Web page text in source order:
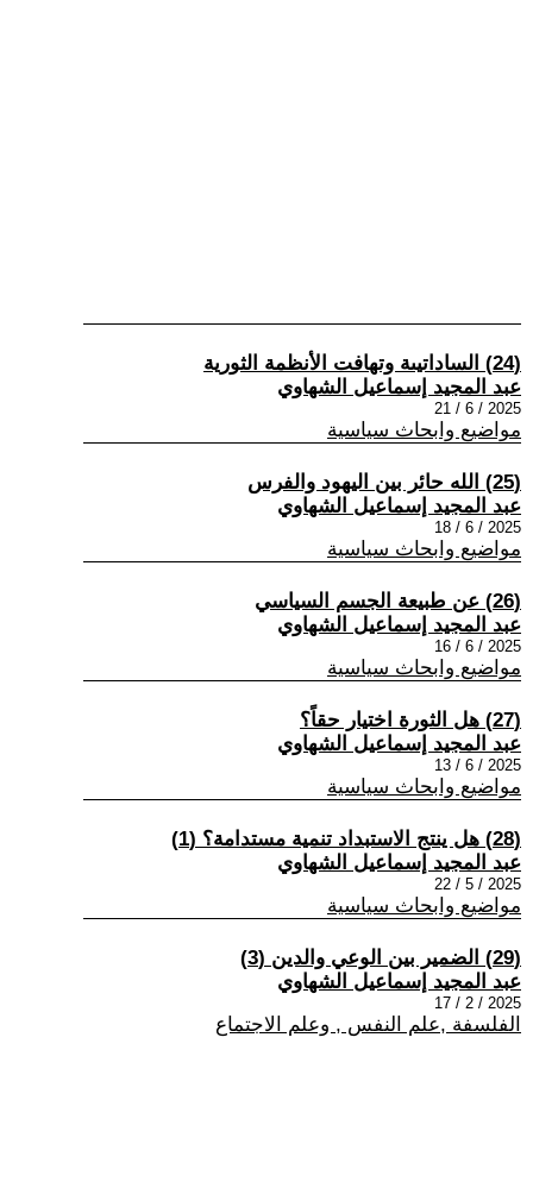
(24) الساداتيىة وتهافت الأنظمة الثورية
عبد المجيد إسماعيل الشهاوي
2025 / 6 / 21
مواضيع وابحاث سياسية
(25) الله حائر بين اليهود والفرس
عبد المجيد إسماعيل الشهاوي
2025 / 6 / 18
مواضيع وابحاث سياسية
(26) عن طبيعة الجسم السياسي
عبد المجيد إسماعيل الشهاوي
2025 / 6 / 16
مواضيع وابحاث سياسية
(27) هل الثورة اختيار حقاً؟
عبد المجيد إسماعيل الشهاوي
2025 / 6 / 13
مواضيع وابحاث سياسية
(28) هل ينتج الاستبداد تنمية مستدامة؟ (1)
عبد المجيد إسماعيل الشهاوي
2025 / 5 / 22
مواضيع وابحاث سياسية
(29) الضمير بين الوعي والدين (3)
عبد المجيد إسماعيل الشهاوي
2025 / 2 / 17
الفلسفة ,علم النفس , وعلم الاجتماع